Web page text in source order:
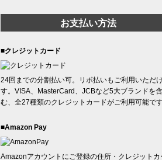
お支払い方法
■クレジットカード
24回までの分割払い可。リボ払いもご利用いただ
す。VISA、MasterCard、JCBなど5大ブランドを含
む、全27種類のクレジットカードがご利用可能で
■Amazon Pay
Amazonアカウントにご登録の住所・クレジットカ